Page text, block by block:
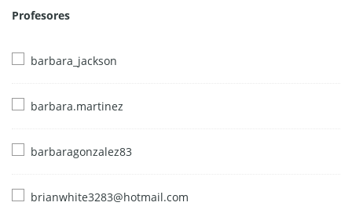
Profesores
barbara_jackson
barbara.martinez
barbaragonzalez83
brianwhite3283@hotmail.com